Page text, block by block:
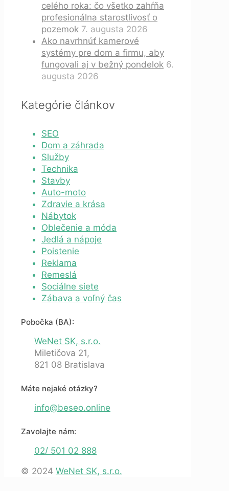
celého roka: čo všetko zahŕňa
profesionálna starostlivosť o
pozemok 7. augusta 2026
Ako navrhnúť kamerové
systémy pre dom a firmu, aby
fungovali aj v bežný pondelok 6.
augusta 2026
Kategórie článkov
SEO
Dom a záhrada
Služby
Technika
Stavby
Auto-moto
Zdravie a krása
Nábytok
Oblečenie a móda
Jedlá a nápoje
Poistenie
Reklama
Remeslá
Sociálne siete
Zábava a voľný čas
Pobočka (BA):
WeNet SK, s.r.o.
Miletičova 21,
821 08 Bratislava
Máte nejaké otázky?
info@beseo.online
Zavolajte nám:
02/ 501 02 888
© 2024 WeNet SK, s.r.o.